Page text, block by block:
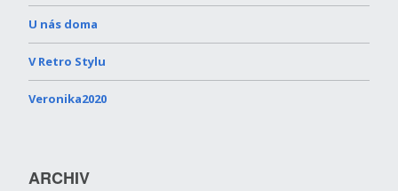
U nás doma
V Retro Stylu
Veronika2020
ARCHIV